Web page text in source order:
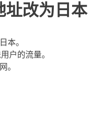
址改为日本
本。
户的流量。
。